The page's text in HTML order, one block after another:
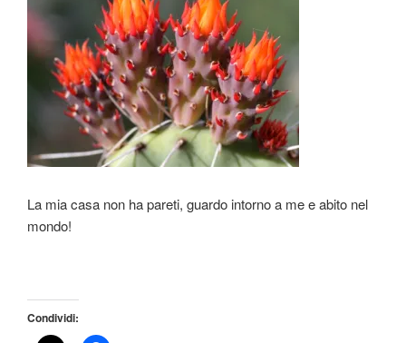
La mia casa non ha pareti, guardo intorno a me e abito nel
mondo!
Condividi: